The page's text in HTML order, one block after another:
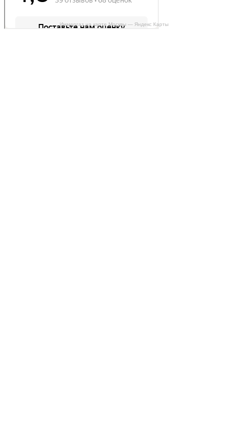
Иммергаз на карте Москвы — Яндекс Карты